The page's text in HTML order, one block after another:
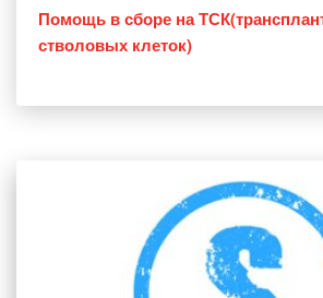
Помощь в сборе на
стволовых клеток)